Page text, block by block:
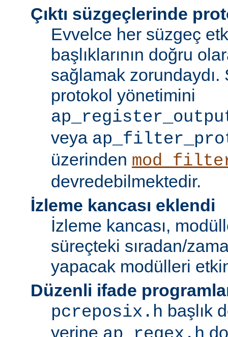
Çıktı süzgeçlerinde
Evvelce her süzgeç
başlıklarının doğru
sağlamak zorundaydı.
protokol yönetimini
veya
üzerinden
devredebilmektedir.
İzleme kancası eklendi
İzleme kancası,
süreçteki sıradan/
yapacak modülleri
Düzenli ifade
pcreposix.h başlık
yerine